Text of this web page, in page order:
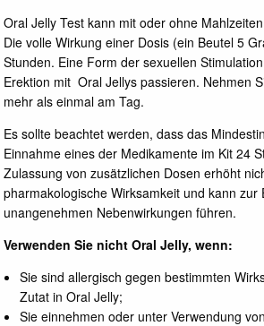
Oral Jelly Test kann mit oder ohne
Die volle Wirkung einer Dosis (ein Beutel 5
Stunden. Eine Form der sexuellen
Erektion mit Oral Jellys passieren. Nehmen
mehr als einmal am Tag.
Es sollte beachtet werden, dass das
Einnahme eines der Medikamente im Kit 24
Zulassung von zusätzlichen Dosen erhöht
pharmakologische Wirksamkeit und kann zur
unangenehmen Nebenwirkungen führen.
Verwenden Sie nicht Oral Jelly, wenn:
Sie sind allergisch gegen bestimmten
Zutat in Oral Jelly;
Sie einnehmen oder unter Verwendung